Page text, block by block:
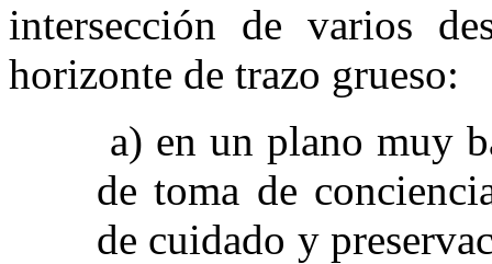
intersección de varios
horizonte de trazo grueso:
a) en un plano muy
de toma de
de cuidado y